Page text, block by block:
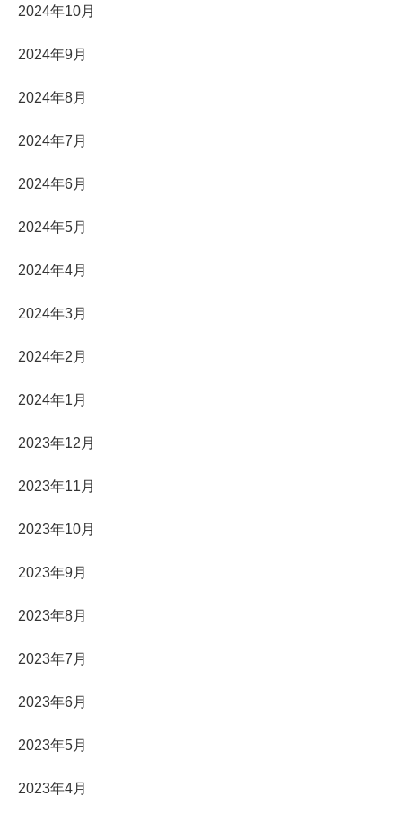
2024年10月
2024年9月
2024年8月
2024年7月
2024年6月
2024年5月
2024年4月
2024年3月
2024年2月
2024年1月
2023年12月
2023年11月
2023年10月
2023年9月
2023年8月
2023年7月
2023年6月
2023年5月
2023年4月